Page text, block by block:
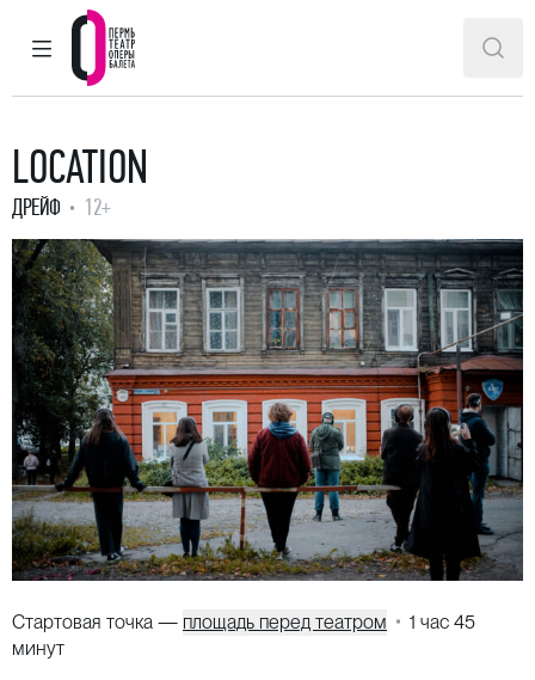
ГЛАВНОЕ МЕНЮ
Пермский театр оперы и балета
LOCATION
ДРЕЙФ 12+
Стартовая точка — площадь перед театром
1 час 45
минут